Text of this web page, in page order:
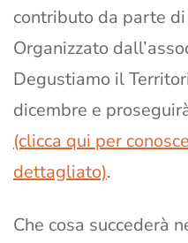
contributo da parte di
Organizzato
Degustiamo il
dicembre e
(clicca qui per
dettagliato).
Che cosa succederà